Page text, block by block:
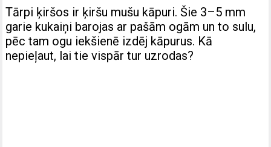
Tārpi ķiršos ir ķiršu mušu kāpuri. Šie 3–5 mm
garie kukaiņi barojas ar pašām ogām un to sulu,
pēc tam ogu iekšienē izdēj kāpurus. Kā
nepieļaut, lai tie vispār tur uzrodas?